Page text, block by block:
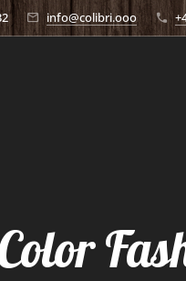
info@colibri.ooo